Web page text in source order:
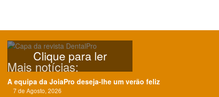
Clique para ler
Mais notícias:
A equipa da JoiaPro deseja-lhe um verão feliz
7 de Agosto, 2026